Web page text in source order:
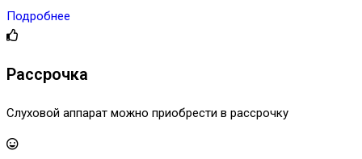
Подробнее
Рассрочка
Слуховой аппарат можно приобрести в рассрочку